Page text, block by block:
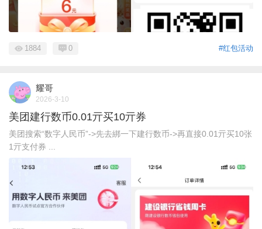
#红包活动
1884 0
耀哥
2026-3-10
美团建行数币0.01亓买10亓券
美团搜索“数字人民币”->先去綁一下建行数币->再直接0.01亓买10张
1亓支付券 ...